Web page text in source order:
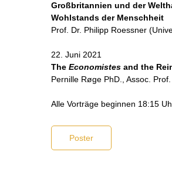
Großbritannien und der
Wohlstands der Menschheit
Prof. Dr. Philipp Roessner
22. Juni 2021
The Economistes and the
Pernille Røge PhD., Assoc.
Alle Vorträge beginnen 18:15
Poster